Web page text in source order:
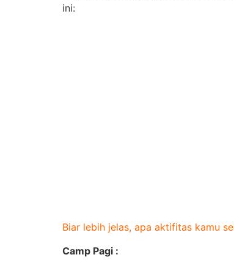
ini:
Biar lebih jelas, apa aktifitas kamu
Camp Pagi :